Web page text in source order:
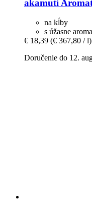
akamuti
na kĺby
s úžasne
€ 18,39 (€ 367,80 / l)
Doručenie do 12.